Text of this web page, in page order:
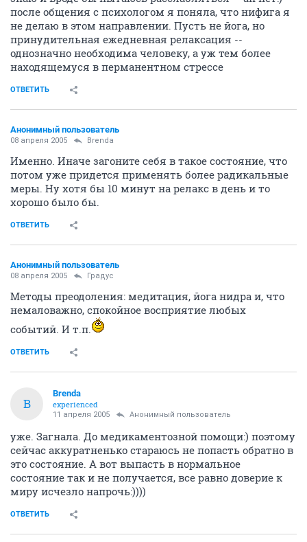
после общения с психологом я поняла, что нифига я
не делаю в этом направлении. Пусть не йога, но
принудительная ежедневная релаксация --
однозначно необходима человеку, а уж тем более
находящемуся в перманентном стрессе
ОТВЕТИТЬ
Анонимный пользователь
08 апреля 2005 Brenda
Именно. Иначе загоните себя в такое состояние, что
потом уже придется применять более радикальные
меры. Ну хотя бы 10 минут на релакс в день и то
хорошо было бы.
ОТВЕТИТЬ
Анонимный пользователь
08 апреля 2005 Градус
Методы преодоления: медитация, йога нидра и, что
немаловажно, спокойное восприятие любых
событий. И т.п.
ОТВЕТИТЬ
B
Brenda
experienced
11 апреля 2005 Анонимный пользователь
уже. Загнала. До медикаментозной помощи:) поэтому
сейчас аккуратненько стараюсь не попасть обратно в
это состояние. А вот выпасть в нормальное
состояние так и не получается, все равно доверие к
миру исчезло напрочь:))))
ОТВЕТИТЬ